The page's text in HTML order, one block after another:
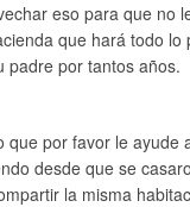
eso para que no
que hará todo
padre por tantos años.
que por favor le
desde que se
la misma